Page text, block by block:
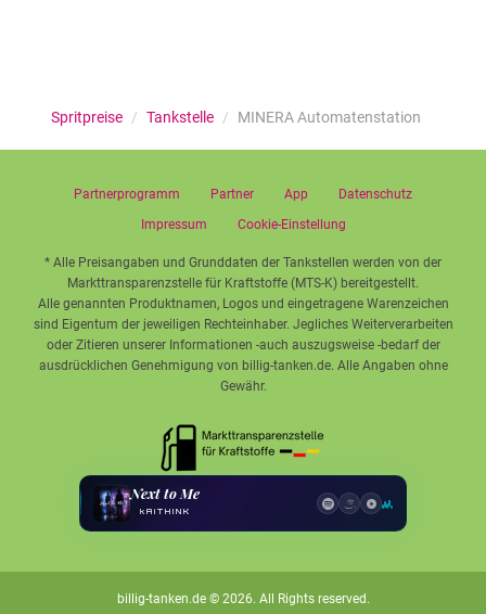
Spritpreise / Tankstelle / MINERA Automatenstation
Partnerprogramm Partner App
Datenschutz
Impressum
Cookie-Einstellung
* Alle Preisangaben und Grunddaten der Tankstellen werden von der
Markttransparenzstelle für Kraftstoffe (MTS-K) bereitgestellt.
Alle genannten Produktnamen, Logos und eingetragene Warenzeichen
sind Eigentum der jeweiligen Rechteinhaber. Jegliches Weiterverarbeiten
oder Zitieren unserer Informationen -auch auszugsweise -bedarf der
ausdrücklichen Genehmigung von billig-tanken.de. Alle Angaben ohne
Gewähr.
Next to Me
kAiTHINK
billig-tanken.de© 2026. All Rights reserved.